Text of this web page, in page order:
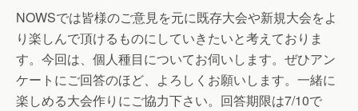
NOWSでは皆様のご意見を元に既存大会や新規大会をよ
り楽しんで頂けるものにしていきたいと考えておりま
す。今回は、個人種目についてお伺いします。ぜひアン
ケートにご回答のほど、よろしくお願いします。一緒に
楽しめる大会作りにご協力下さい。回答期限は7/10で